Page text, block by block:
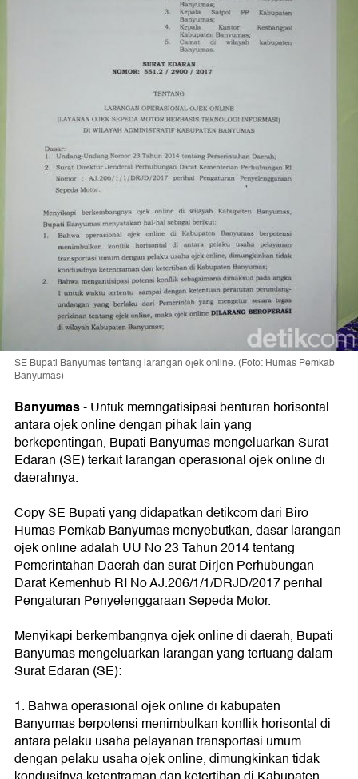
SE Bupati Banyumas tentang larangan ojek online. (Foto: Humas Pemkab
Banyumas)
Banyumas-Untuk memngatisipasi benturan horisontal
antara ojek online dengan pihak lain yang
berkepentingan, Bupati Banyumas mengeluarkan Surat
Edaran (SE) terkait larangan operasional ojek online di
daerahnya.
Copy SE Bupati yang didapatkan detikcom dari Biro
Humas Pemkab Banyumas menyebutkan, dasar larangan
ojek online adalah UU No 23 Tahun 2014 tentang
Pemerintahan Daerah dan surat Dirjen Perhubungan
Darat Kemenhub RI No AJ.206/1/1/DRJD/2017 perihal
Pengaturan Penyelenggaraan Sepeda Motor.
Menyikapi berkembangnya ojek online di daerah, Bupati
Banyumas mengeluarkan larangan yang tertuang dalam
Surat Edaran (SE):
1. Bahwa operasional ojek online di kabupaten
Banyumas berpotensi menimbulkan konflik horisontal di
antara pelaku usaha pelayanan transportasi umum
dengan pelaku usaha ojek online, dimungkinkan tidak